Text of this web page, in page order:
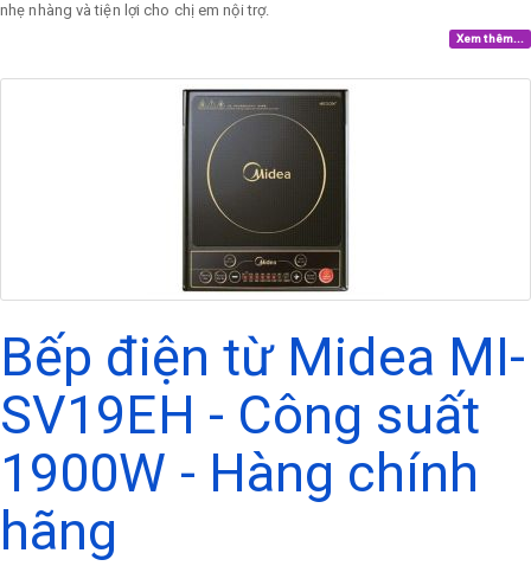
nhẹ nhàng và tiện lợi cho chị em nội trợ.
Xem thêm...
Bếp điện từ Midea MI-
SV19EH - Công suất
1900W - Hàng chính
hãng